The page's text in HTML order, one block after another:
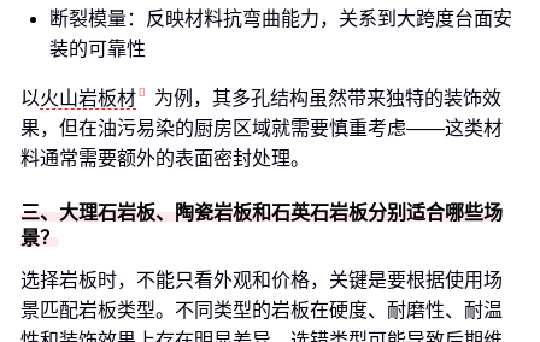
断裂模量：反映材料抗弯曲能力，关系到大跨度台面安
装的可靠性
以火山岩板材
为例，其多孔结构虽然带来独特的装饰效
果，但在油污易染的厨房区域就需要慎重考虑——这类材
料通常需要额外的表面密封处理。
三、大理石岩板、陶瓷岩板和石英石岩板分别适合哪些场
景？
选择岩板时，不能只看外观和价格，关键是要根据使用场
景匹配岩板类型。不同类型的岩板在硬度、耐磨性、耐温